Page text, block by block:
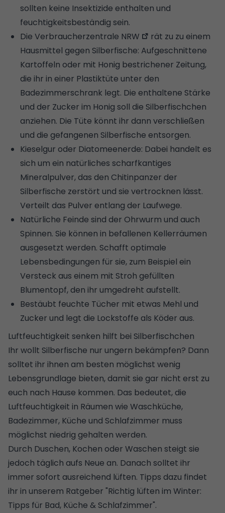
sollten keine Insektizide enthalten und
feuchtigkeitsbeständig sein.
Die Verbraucherzentrale NRW
rät zu zu einem
Hausmittel gegen Silberfische: Aufgeschnittene
Kartoffeln oder mit Honig bestrichener Zeitung,
die ihr in einer Plastiktüte unter den
Badezimmerschrank legt. Die enthaltene Stärke
und der Zucker im Honig soll die Silberfischchen
anziehen. Die Tüte könnt ihr dann verschließen
und die gefangenen Silberfische entsorgen.
Kieselgur oder Diatomeenerde: Dabei handelt es
sich um ein natürliches scharfkantiges
Mineralpulver, das den Chitinpanzer der
Silberfische zerstört und sie vertrocknen lässt.
Verteilt das Pulver entlang der Laufwege.
Natürliche Feinde sind der Ohrwurm und auch
Spinnen. Sie können in befallenen Kellerräumen
ausgesetzt werden. Schafft optimale
Lebensbedingungen für sie, zum Beispiel ein
Versteck aus einem mit Stroh gefüllten
Blumentopf, den ihr umgedreht aufstellt.
Bestäubt feuchte Tücher mit etwas Mehl und
Zucker und legt die Lockstoffe als Köder aus.
Luftfeuchtigkeit senken hilft bei Silberfischchen
Ihr wollt Silberfische nur ungern bekämpfen? Dann
solltet ihr ihnen am besten möglichst wenig
Lebensgrundlage bieten, damit sie gar nicht erst zu
euch nach Hause kommen. Das bedeutet, die
Luftfeuchtigkeit in Räumen wie Waschküche,
Badezimmer, Küche und Schlafzimmer muss
möglichst niedrig gehalten werden.
Durch Duschen, Kochen oder Waschen steigt sie
jedoch täglich aufs Neue an. Danach solltet ihr
immer sofort ausreichend lüften. Tipps dazu findet
ihr in unserem Ratgeber "Richtig lüften im Winter:
Tipps für Bad, Küche & Schlafzimmer".